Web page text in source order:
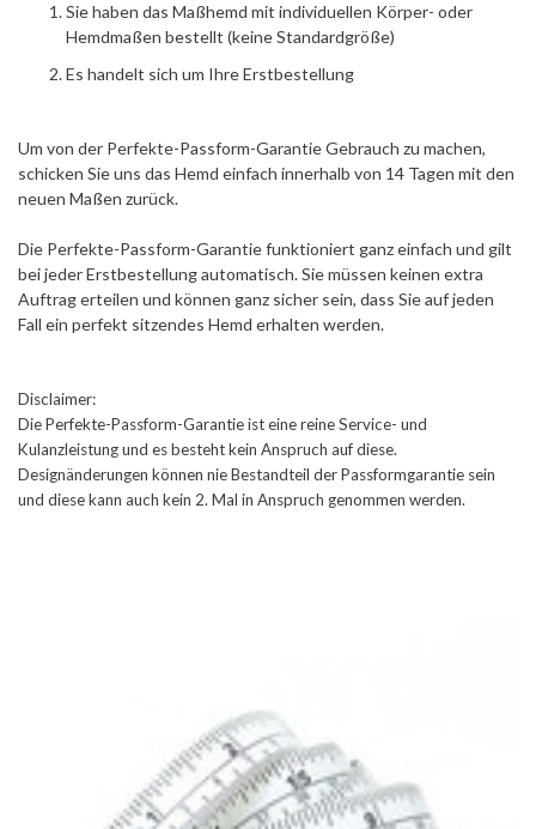
Sie haben das Maßhemd mit individuellen Körper- oder
Hemdmaßen bestellt (keine Standardgröße)
Es handelt sich um Ihre Erstbestellung
Um von der Perfekte-Passform-Garantie Gebrauch zu machen,
schicken Sie uns das Hemd einfach innerhalb von 14 Tagen mit den
neuen Maßen zurück.
Die Perfekte-Passform-Garantie funktioniert ganz einfach und gilt
bei jeder Erstbestellung automatisch. Sie müssen keinen extra
Auftrag erteilen und können ganz sicher sein, dass Sie auf jeden
Fall ein perfekt sitzendes Hemd erhalten werden.
Disclaimer:
Die Perfekte-Passform-Garantie ist eine reine Service- und
Kulanzleistung und es besteht kein Anspruch auf diese.
Designänderungen können nie Bestandteil der Passformgarantie sein
und diese kann auch kein 2. Mal in Anspruch genommen werden.